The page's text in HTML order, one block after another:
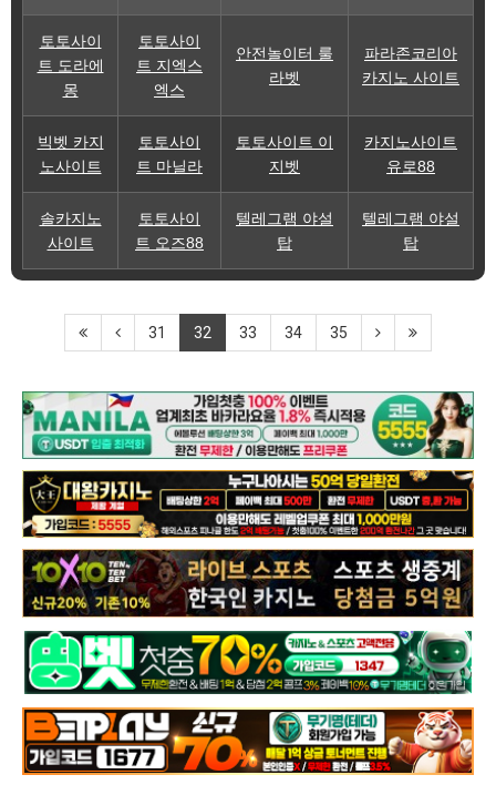
토토사이
트 도라에
몽
토토사이
트 지엑스
엑스
안전놀이터 룰
라벳
파라존코리아
카지노 사이트
빅벳 카지
노사이트
토토사이
트 마닐라
토토사이트 이
지벳
카지노사이트
유로88
솔카지노
사이트
토토사이
트 오즈88
텔레그램 야설
탑
텔레그램 야설
탑
31 32 33 34 35